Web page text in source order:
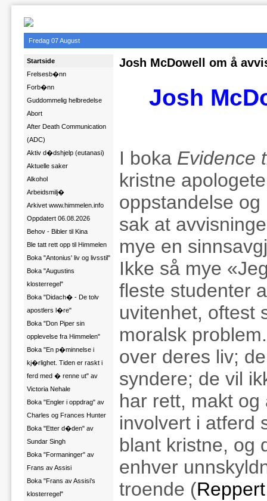
Fredag 07 August
Startside
Frelsesb�nn
Forb�nn
Guddommelig helbredelse
Abort
After Death Communication
(ADC)
Aktiv d�dshjelp (eutanasi)
Aktuelle saker
Alkohol
Arbeidsmilj�
Arkivet www.himmelen.info
Oppdatert 06.08.2026
Behov - Bibler til Kina
Ble tatt rett opp til Himmelen
Boka "Antonius' liv og livsstil"
Boka "Augustins
klosterregel"
Boka "Didach� - De tolv
apostlers l�re"
Boka "Don Piper sin
opplevelse fra Himmelen"
Boka "En p�minnelse i
kj�rlighet. Tiden er raskt i
ferd med � renne ut" av
Victoria Nehale
Boka "Engler i oppdrag" av
Charles og Frances Hunter
Boka "Etter d�den" av
Sundar Singh
Boka "Formaninger" av
Frans av Assisi
Boka "Frans av Assisi's
klosterregel"
Josh McDowell om å
Josh
I boka Evidence
kristne
oppstandelse
sak at
mye en
Ikke så mye
fleste studenter
uvitenhet, oftest
moralsk
over deres liv;
syndere; de vil
har rett, makt
involvert i atferd
blant kristne, og
enhver
troende (